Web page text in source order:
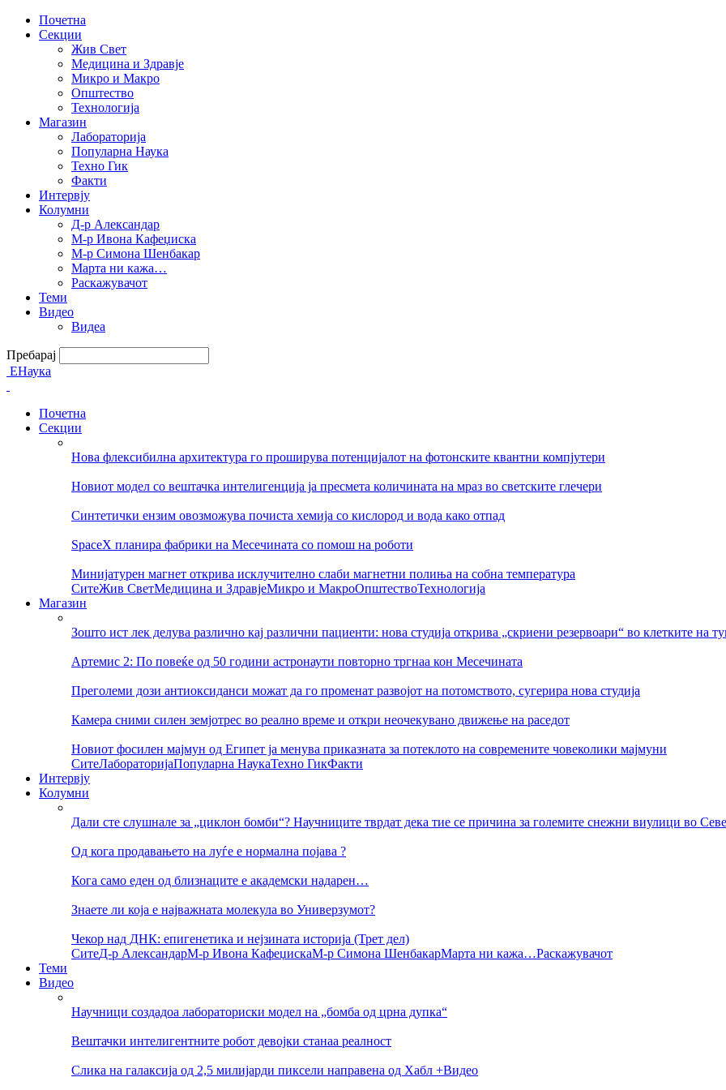
Почетна
Секции
Жив Свет
Медицина и Здравје
Микро и Макро
Општество
Технологија
Магазин
Лабораторија
Популарна Наука
Техно Гик
Факти
Интервју
Колумни
Д-р Александар
М-р Ивона Кафеџиска
М-р Симона Шенбакар
Марта ни кажа…
Раскажувачот
Теми
Видео
Видеа
Пребарај
ЕНаука
Почетна
Секции
Нова флексибилна архитектура го проширува потенцијалот на фотонските квантни компјутери
Новиот модел со вештачка интелигенција ја пресмета количината на мраз во светските глечери
Синтетички ензим овозможува почиста хемија со кислород и вода како отпад
SpaceX планира фабрики на Месечината со помош на роботи
Минијатурен магнет открива исклучително слаби магнетни полиња на собна температура
СитеЖив СветМедицина и ЗдравјеМикро и МакроОпштествоТехнологија
Магазин
Зошто ист лек делува различно кај различни пациенти: нова студија открива „скриени резервоари“ во клетките на
Артемис 2: По повеќе од 50 години астронаути повторно тргнаа кон Месечината
Преголеми дози антиоксиданси можат да го променат развојот на потомството, сугерира нова студија
Камера сними силен земјотрес во реално време и откри неочекувано движење на раседот
Новиот фосилен мајмун од Египет ја менува приказната за потеклото на современите човеколики мајмуни
СитеЛабораторијаПопуларна НаукаТехно ГикФакти
Интервју
Колумни
Дали сте слушнале за „циклон бомби“? Научниците тврдат дека тие се причина за големите снежни виулици во
Од кога продавањето на луѓе е нормална појава ?
Кога само еден од близнаците е академски надарен…
Знаете ли која е најважната молекула во Универзумот?
Чекор над ДНК: епигенетика и нејзината историја (Трет дел)
СитеД-р АлександарМ-р Ивона КафеџискаМ-р Симона ШенбакарМарта ни кажа…Раскажувачот
Теми
Видео
Научници создадоа лабораториски модел на „бомба од црна дупка“
Вештачки интелигентните робот девојки станаа реалност
Слика на галаксија од 2,5 милијарди пиксели направена од Хабл +Видео